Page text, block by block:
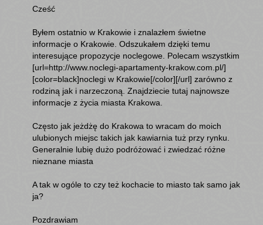
Cześć
Byłem ostatnio w Krakowie i znalazłem świetne
informacje o Krakowie. Odszukałem dzięki temu
interesujące propozycje noclegowe. Polecam wszystkim
[url=http://www.noclegi-apartamenty-krakow.com.pl/]
[color=black]noclegi w Krakowie[/color][/url] zarówno z
rodziną jak i narzeczoną. Znajdziecie tutaj najnowsze
informacje z życia miasta Krakowa.
Często jak jeżdżę do Krakowa to wracam do moich
ulubionych miejsc takich jak kawiarnia tuż przy rynku.
Generalnie lubię dużo podróżować i zwiedzać różne
nieznane miasta
A tak w ogóle to czy też kochacie to miasto tak samo jak
ja?
Pozdrawiam